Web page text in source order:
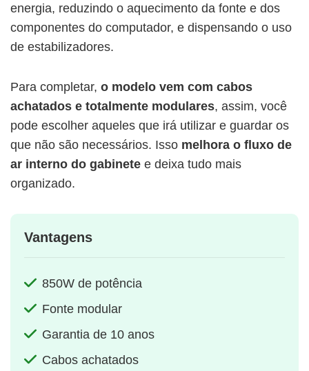
energia, reduzindo o aquecimento da fonte e dos
componentes do computador, e dispensando o uso
de estabilizadores.
Para completar, o modelo vem com cabos
achatados e totalmente modulares, assim, você
pode escolher aqueles que irá utilizar e guardar os
que não são necessários. Isso melhora o fluxo de
ar interno do gabinete e deixa tudo mais
organizado.
Vantagens
850W de potência
Fonte modular
Garantia de 10 anos
Cabos achatados